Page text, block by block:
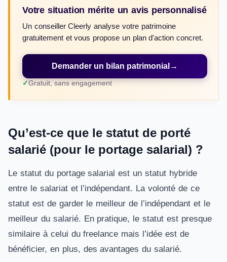
Votre situation mérite un avis personnalisé
Un conseiller Cleerly analyse votre patrimoine
gratuitement et vous propose un plan d'action concret.
Demander un bilan patrimonial →
Gratuit, sans engagement
Qu’est-ce que le statut de porté
salarié (pour le portage salarial) ?
Le statut du portage salarial est un statut hybride
entre le salariat et l’indépendant. La volonté de ce
statut est de garder le meilleur de l’indépendant et le
meilleur du salarié. En pratique, le statut est presque
similaire à celui du freelance mais l’idée est de
bénéficier, en plus, des avantages du salarié.